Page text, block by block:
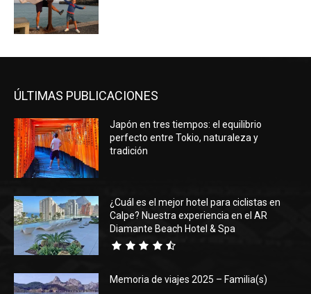
ÚLTIMAS PUBLICACIONES
Japón en tres tiempos: el equilibrio
perfecto entre Tokio, naturaleza y
tradición
¿Cuál es el mejor hotel para ciclistas en
Calpe? Nuestra experiencia en el AR
Diamante Beach Hotel & Spa
Memoria de viajes 2025 – Familia(s)